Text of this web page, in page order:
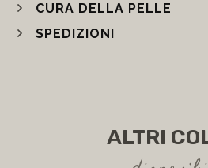
CURA DELLA PELLE
SPEDIZIONI
ALTRI